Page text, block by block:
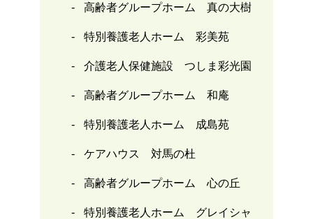
高齢者グループホーム 真の大樹
特別養護老人ホーム 彩美苑
介護老人保健施設 つしま彩光園
高齢者グループホーム 和庵
特別養護老人ホーム 成島苑
ケアハウス 対馬の杜
高齢者グループホーム 心の丘
特別養護老人ホーム グレイシャ